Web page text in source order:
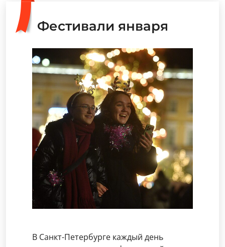
Фестивали января
В Санкт-Петербурге каждый день